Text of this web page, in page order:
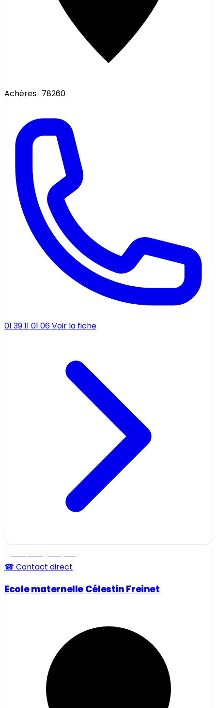
Achères· 78260
01 39 11 01 06Voir la fiche
☎ Contact direct
Ecole maternelle Célestin Freinet